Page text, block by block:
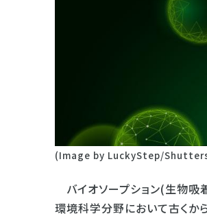
(Image by LuckyStep/
バイオソープション(生物吸
環境科学分野において古くか